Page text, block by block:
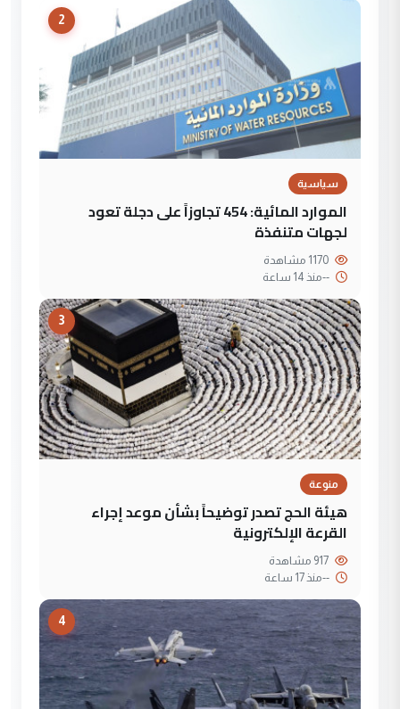
2
سياسية
الموارد المائية: 454 تجاوزاً على دجلة تعود
لجهات متنفذة
--منذ 14 ساعة
3
منوعة
هيئة الحج تصدر توضيحاً بشأن موعد إجراء
القرعة الإلكترونية
--منذ 17 ساعة
4